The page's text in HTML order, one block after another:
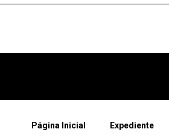
Página Inicial Expediente